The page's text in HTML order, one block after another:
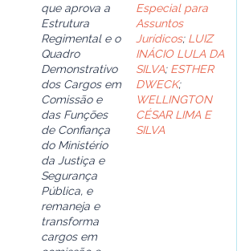
que aprova a
Estrutura
Regimental e o
Quadro
Demonstrativo
dos Cargos em
Comissão e
das Funções
de Confiança
do Ministério
da Justiça e
Segurança
Pública, e
remaneja e
transforma
cargos em
Especial para
Assuntos
Jurídicos; LUIZ
INÁCIO LULA DA
SILVA; ESTHER
DWECK;
WELLINGTON
CÉSAR LIMA E
SILVA